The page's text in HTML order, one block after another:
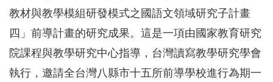
教材與教學模組研發模式之國語文領域研究子計畫
四」前導計畫的研究成果。這是一項由國家教育研究
院課程與教學研究中心指導，台灣讀寫教學研究學會
執行，邀請全台灣八縣市十五所前導學校進行為期一